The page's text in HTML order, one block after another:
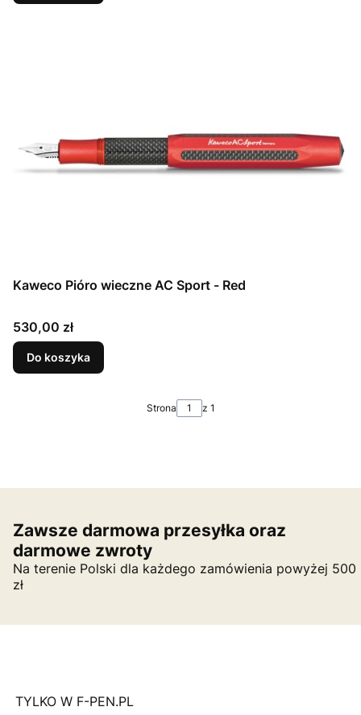
Kaweco Pióro wieczne AC Sport - Red
Cena
530,00 zł
Do koszyka
Strona z 1
Zawsze darmowa przesyłka oraz
darmowe zwroty
Na terenie Polski dla każdego zamówienia powyżej 500
zł
TYLKO W F-PEN.PL